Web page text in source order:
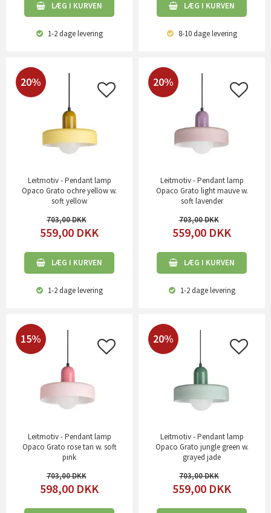
LÆG I KURVEN
1-2 dagelevering
LÆG I KURVEN
8-10 dagelevering
20%
Leitmotiv - Pendant lamp
Opaco Grato ochre yellow w.
soft yellow
703,00
559,00 DKK
LÆG I KURVEN
1-2 dagelevering
20%
Leitmotiv - Pendant lamp
Opaco Grato light mauve w.
soft lavender
703,00
559,00 DKK
LÆG I KURVEN
1-2 dagelevering
15%
Leitmotiv - Pendant lamp
Opaco Grato rose tan w. soft
pink
703,00
598,00 DKK
20%
Leitmotiv - Pendant lamp
Opaco Grato jungle green w.
grayed jade
703,00
559,00 DKK